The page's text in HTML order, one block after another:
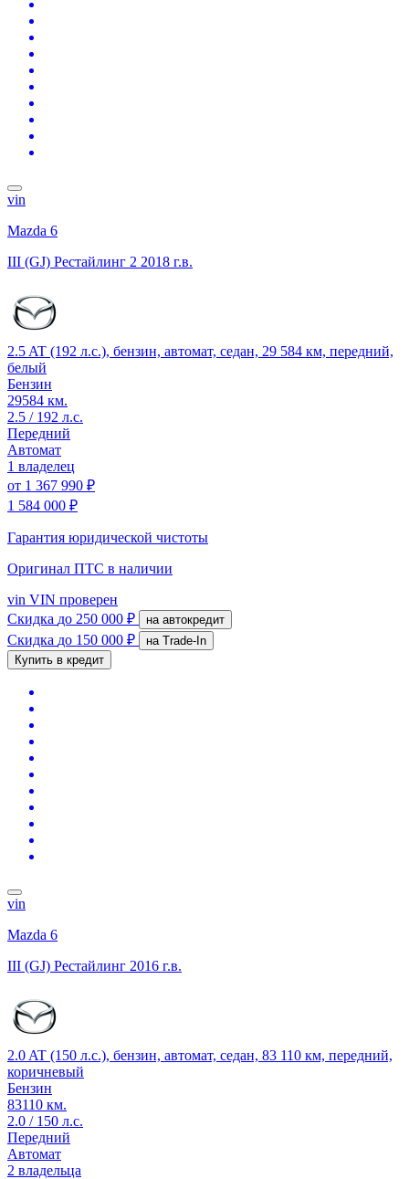
vin
Mazda 6
III (GJ) Рестайлинг 2 2018 г.в.
2.5 AT (192 л.с.), бензин, автомат, седан, 29 584 км, передний,
белый
Бензин
29584 км.
2.5 / 192 л.с.
Передний
Автомат
1 владелец
от 1 367 990 ₽
1 584 000 ₽
Гарантия юридической чистоты
Оригинал ПТС в наличии
vin VIN проверен
Скидка до 250 000 ₽ на автокредит
Скидка до 150 000 ₽
на Trade-In
Купить в кредит
vin
Mazda 6
III (GJ) Рестайлинг 2016 г.в.
2.0 AT (150 л.с.), бензин, автомат, седан, 83 110 км, передний,
коричневый
Бензин
83110 км.
2.0 / 150 л.с.
Передний
Автомат
2 владельца